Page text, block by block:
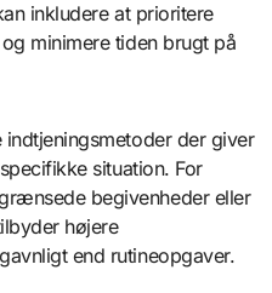
inkludere at prioritere
minimere tiden brugt på
der giver
situation. For
begivenheder eller
højere
end rutineopgaver.